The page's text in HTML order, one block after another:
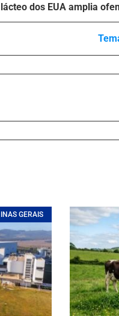
dos EUA amplia
GERAIS